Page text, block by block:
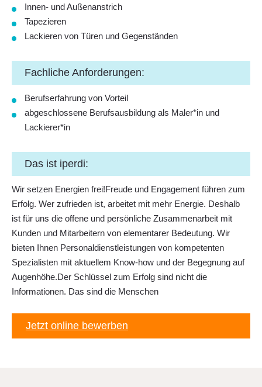
Innen- und Außenanstrich
Tapezieren
Lackieren von Türen und Gegenständen
Fachliche Anforderungen:
Berufserfahrung von Vorteil
abgeschlossene Berufsausbildung als Maler*in und
Lackierer*in
Das ist iperdi:
Wir setzen Energien frei!Freude und Engagement führen zum
Erfolg. Wer zufrieden ist, arbeitet mit mehr Energie. Deshalb
ist für uns die offene und persönliche Zusammenarbeit mit
Kunden und Mitarbeitern von elementarer Bedeutung. Wir
bieten Ihnen Personaldienstleistungen von kompetenten
Spezialisten mit aktuellem Know-how und der Begegnung auf
Augenhöhe.Der Schlüssel zum Erfolg sind nicht die
Informationen. Das sind die Menschen
Jetzt online bewerben